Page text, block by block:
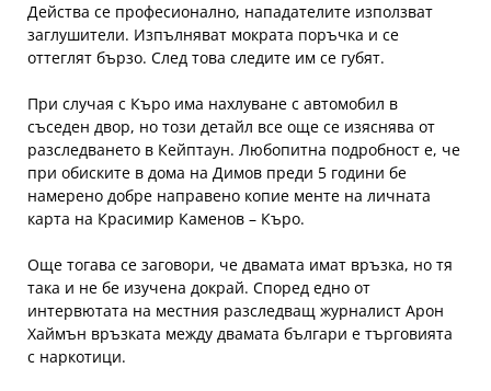
Действа се професионално, нападателите използват
заглушители. Изпълняват мократа поръчка и се
оттеглят бързо. След това следите им се губят.
При случая с Къро има нахлуване с автомобил в
съседен двор, но този детайл все още се изяснява от
разследването в Кейптаун. Любопитна подробност е, че
при обиските в дома на Димов преди 5 години бе
намерено добре направено копие менте на личната
карта на Красимир Каменов – Къро.
Още тогава се заговори, че двамата имат връзка, но тя
така и не бе изучена докрай. Според едно от
интервютата на местния разследващ журналист Арон
Хаймън връзката между двамата българи е търговията
с наркотици.